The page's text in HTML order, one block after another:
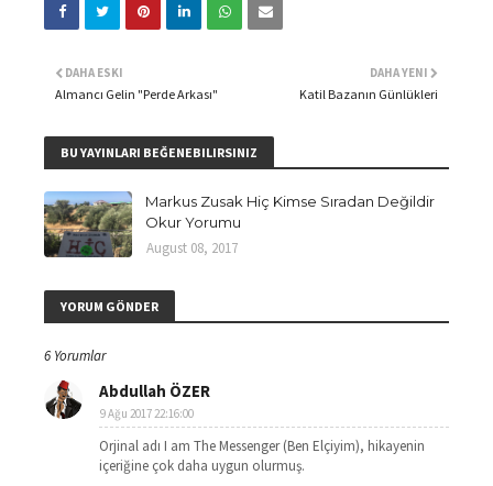
DAHA YENI
Katil Bazanın Günlükleri
DAHA ESKI
Almancı Gelin "Perde Arkası"
BU YAYINLARI BEĞENEBILIRSINIZ
Markus Zusak Hiç Kimse Sıradan Değildir
Okur Yorumu
August 08, 2017
YORUM GÖNDER
6 Yorumlar
Abdullah ÖZER
9 Ağu 2017 22:16:00
Orjinal adı I am The Messenger (Ben Elçiyim), hikayenin
içeriğine çok daha uygun olurmuş.